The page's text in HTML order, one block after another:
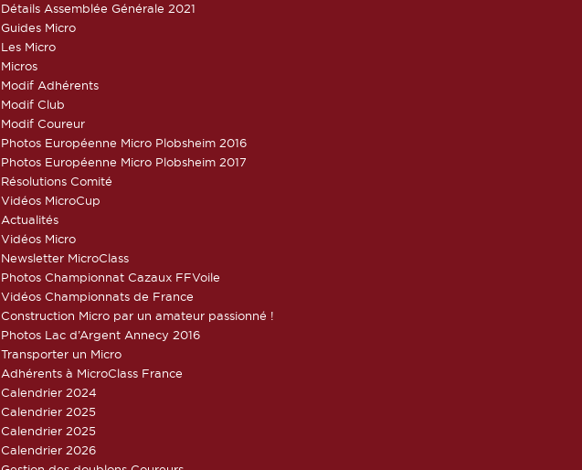
Détails Assemblée Générale 2021
Guides Micro
Les Micro
Micros
Modif Adhérents
Modif Club
Modif Coureur
Photos Européenne Micro Plobsheim 2016
Photos Européenne Micro Plobsheim 2017
Résolutions Comité
Vidéos MicroCup
Actualités
Vidéos Micro
Newsletter MicroClass
Photos Championnat Cazaux FFVoile
Vidéos Championnats de France
Construction Micro par un amateur passionné !
Photos Lac d’Argent Annecy 2016
Transporter un Micro
Adhérents à MicroClass France
Calendrier 2024
Calendrier 2025
Calendrier 2025
Calendrier 2026